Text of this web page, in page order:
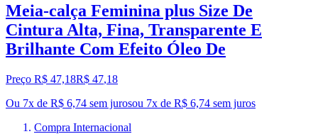
Meia-calça Feminina plus Size De
Cintura Alta, Fina, Transparente E
Brilhante Com Efeito Óleo De
Preço R$ 47,18R$ 47,18
Ou 7x de R$ 6,74 sem jurosou 7x de R$ 6,74 sem juros
Compra Internacional